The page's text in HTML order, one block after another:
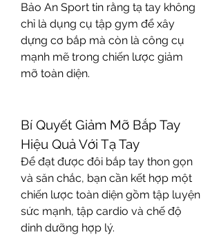
Bảo An Sport tin rằng tạ tay không
chỉ là dụng cụ tập gym để xây
dựng cơ bắp mà còn là công cụ
mạnh mẽ trong chiến lược giảm
mỡ toàn diện.
Bí Quyết Giảm Mỡ Bắp Tay
Hiệu Quả Với Tạ Tay
Để đạt được đôi bắp tay thon gọn
và săn chắc, bạn cần kết hợp một
chiến lược toàn diện gồm tập luyện
sức mạnh, tập cardio và chế độ
dinh dưỡng hợp lý.